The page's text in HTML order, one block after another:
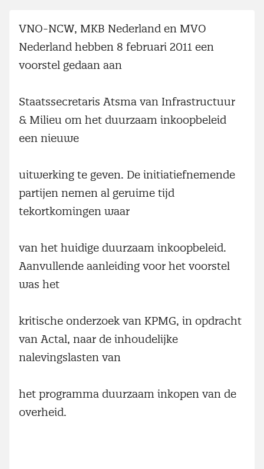
VNO-NCW, MKB Nederland en MVO
Nederland hebben 8 februari 2011 een
voorstel gedaan aan
Staatssecretaris Atsma van Infrastructuur
& Milieu om het duurzaam inkoopbeleid
een nieuwe
uitwerking te geven. De initiatiefnemende
partijen nemen al geruime tijd
tekortkomingen waar
van het huidige duurzaam inkoopbeleid.
Aanvullende aanleiding voor het voorstel
was het
kritische onderzoek van KPMG, in opdracht
van Actal, naar de inhoudelijke
nalevingslasten van
het programma duurzaam inkopen van de
overheid.